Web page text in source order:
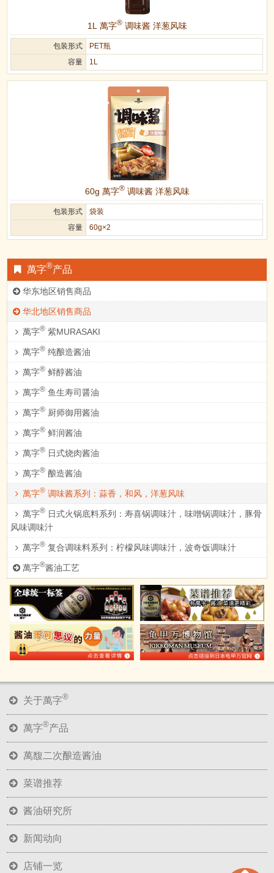
1L 萬字®调味酱 洋葱风味
包装形式 PET瓶
容量 1L
60g 萬字®调味酱 洋葱风味
包装形式 袋装
容量 60g×2
萬字®产品
华东地区销售商品
华北地区销售商品
萬字® 紫MURASAKI
萬字® 纯酿造酱油
萬字® 鲜醇酱油
萬字® 鱼生寿司醤油
萬字® 厨师御用酱油
萬字® 鲜润酱油
萬字® 日式烧肉酱油
萬字® 酿造酱油
萬字® 调味酱系列：蒜香，和风，洋葱风味
萬字® 日式火锅底料系列：寿喜锅调味汁，味噌锅调味汁，豚骨
风味调味汁
萬字® 复合调味料系列：柠檬风味调味汁，波奇饭调味汁
萬字®酱油工艺
关于萬字®
萬字®产品
萬馥二次酿造酱油
菜谱推荐
酱油研究所
新闻动向
店铺一览